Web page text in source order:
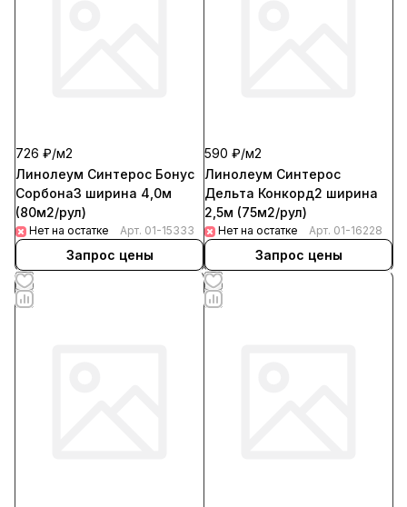
726 ₽/м2
Линолеум Синтерос Бонус
Сорбона3 ширина 4,0м
(80м2/рул)
Нет на остатке Арт. 01-15333
Запрос цены
590 ₽/м2
Линолеум Синтерос
Дельта Конкорд2 ширина
2,5м (75м2/рул)
Нет на остатке Арт. 01-16228
Запрос цены